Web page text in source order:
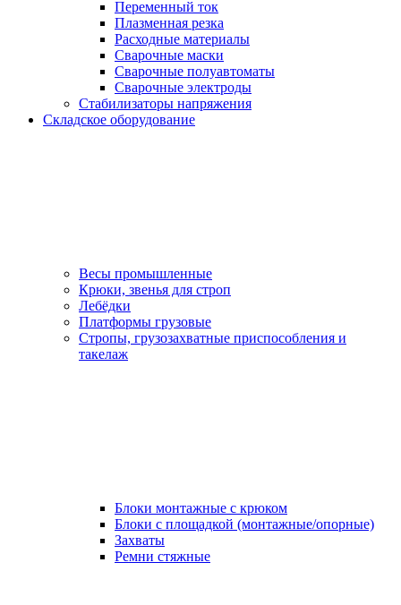
Переменный ток
Плазменная резка
Расходные материалы
Сварочные маски
Сварочные полуавтоматы
Сварочные электроды
Стабилизаторы напряжения
Складское оборудование
Весы промышленные
Крюки, звенья для строп
Лебёдки
Платформы грузовые
Стропы, грузозахватные приспособления и
такелаж
Блоки монтажные с крюком
Блоки с площадкой (монтажные/опорные)
Захваты
Ремни стяжные